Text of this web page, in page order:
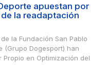
apuestan por
la readaptación
la Fundación San Pablo
(Grupo Dogesport) han
Propio en Optimización del